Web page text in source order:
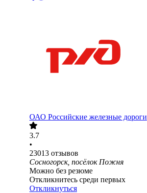
ОАО Российские железные дороги
3.7
•
23013 отзывов
Сосногорск, посёлок Пожня
Можно без резюме
Откликнитесь среди первых
Откликнуться